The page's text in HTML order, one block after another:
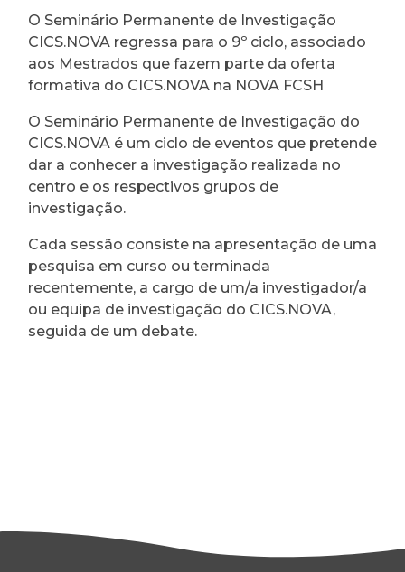
O Seminário Permanente de Investigação
CICS.NOVA regressa para o 9º ciclo, associado
aos Mestrados que fazem parte da oferta
formativa do CICS.NOVA na NOVA FCSH
O Seminário Permanente de Investigação do
CICS.NOVA é um ciclo de eventos que pretende
dar a conhecer a investigação realizada no
centro e os respectivos grupos de
investigação.
Cada sessão consiste na apresentação de uma
pesquisa em curso ou terminada
recentemente, a cargo de um/a investigador/a
ou equipa de investigação do CICS.NOVA,
seguida de um debate.